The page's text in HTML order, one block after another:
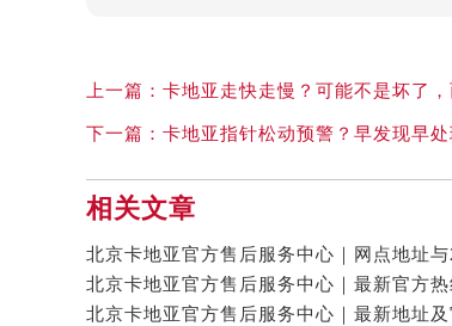
上一篇： 卡地亚走快走慢？可能不是坏了，
下一篇： 卡地亚指针松动预警？早发现早处
相关文章